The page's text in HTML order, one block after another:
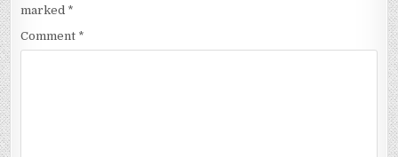
marked *
Comment *